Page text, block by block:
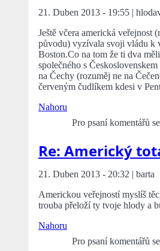
21. Duben 2013 - 19:55 |
Ještě včera americká veřejnost
původu) vyzívala svoji vládu k
Boston.Co na tom že ti dva
společného s
na Čechy (rozuměj ne na
červeným čudlíkem kdesi v
Nahoru
Pro psaní komentářů se
Re: Americký
21. Duben 2013 - 20:32 | barta
Americkou veřejností myslíš
trouba přeloží ty tvoje hlody a
Nahoru
Pro psaní komentářů se